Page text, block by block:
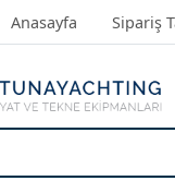
Anasayfa Sipariş